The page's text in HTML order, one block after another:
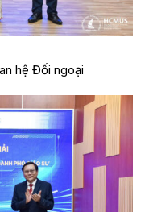
hệ Đối ngoại